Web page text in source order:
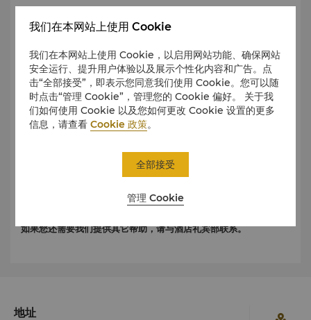
证。
如果您想租车，请与我们的酒店礼宾员联系，我们将乐意为您
提供帮助。
自行车租用
“Vélib”是巴黎的一个公共自行车租用计划。游客可以每天1.7
欧元或每周8欧元租用自行车。
距酒店不远的隆尚(Longchamp)大街便设有自行车租赁点。
如果您还需要我们提供其它帮助，请与酒店礼宾部联系。
地址
我们在本网站上使用 Cookie
我们在本网站上使用 Cookie，以启用网站功能、确保网站
安全运行、提升用户体验以及展示个性化内容和广告。点
击“全部接受”，即表示您同意我们使用 Cookie。您可以随
时点击“管理 Cookie”，管理您的 Cookie 偏好。 关于我
们如何使用 Cookie 以及您如何更改 Cookie 设置的更多
信息，请查看Cookie 政策。
管理 Cookie
全部接受